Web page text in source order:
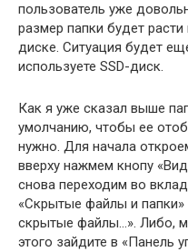
пользователь уже
размер папки будет
диске. Ситуация будет
используете SSD-диск.
Как я уже сказал выше
умолчанию, чтобы ее
нужно. Для начала
вверху нажмем кнопу
снова переходим во
«Скрытые файлы и
скрытые файлы…». Либо,
этого зайдите в «Панель